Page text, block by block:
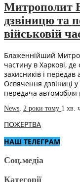
Митрополит
дзвіницю та
військовій
Блаженнійший
частину в Харкові,
захисників і
Освячення дзвіниці у
передача
News 2 роки тому 1 хв.
ПОЖЕРТВА
НАШ ТЕЛЕГРАМ
Соц.медіа
Категорії